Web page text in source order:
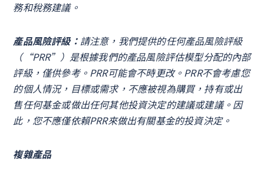
務和稅務建議。
產品風險評級： 請注意，我們提供的任何產品風險評級
（“PRR”）是根據我們的產品風險評估模型分配的內部
評級，僅供參考。PRR可能會不時更改。PRR不會考慮您
的個人情況，目標或需求，不應被視為購買，持有或出
售任何基金或做出任何其他投資決定的建議或建議。因
此，您不應僅依賴PRR來做出有關基金的投資決定。
複雜產品